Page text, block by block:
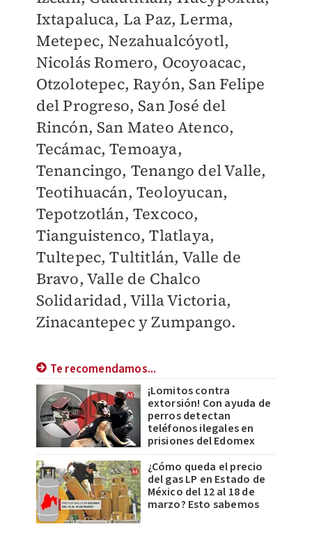
Ixtapaluca, La Paz, Lerma,
Metepec, Nezahualcóyotl,
Nicolás Romero, Ocoyoacac,
Otzolotepec, Rayón, San Felipe
del Progreso, San José del
Rincón, San Mateo Atenco,
Tecámac, Temoaya,
Tenancingo, Tenango del Valle,
Teotihuacán, Teoloyucan,
Tepotzotlán, Texcoco,
Tianguistenco, Tlatlaya,
Tultepec, Tultitlán, Valle de
Bravo, Valle de Chalco
Solidaridad, Villa Victoria,
Zinacantepec y Zumpango.
Te recomendamos...
¡Lomitos contra
extorsión! Con ayuda de
perros detectan
teléfonos ilegales en
prisiones del Edomex
¿Cómo queda el precio
del gas LP en Estado de
México del 12 al 18 de
marzo? Esto sabemos